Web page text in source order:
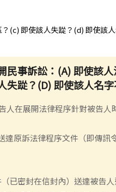
(c) 即使該人失踨？(d) 即使該
民事訴訟：(A) 即使該
失踨？(D) 即使該人名字
人在展開法律程序針對被告人
達原訴法律程序文件（即傳訊
（已密封在信封內）送達被告